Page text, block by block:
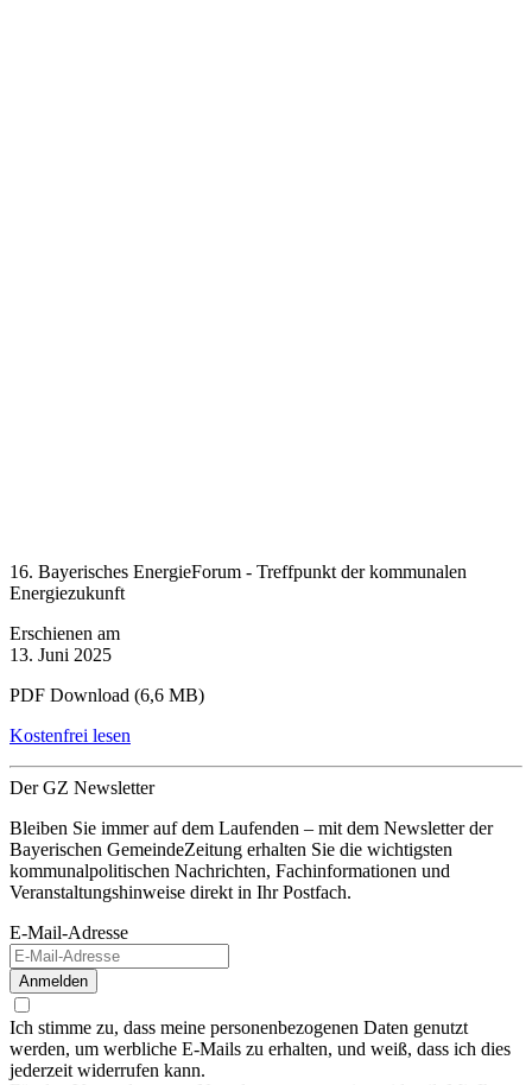
16. Bayerisches EnergieForum - Treffpunkt der kommunalen
Energiezukunft
Erschienen am
13. Juni 2025
PDF Download (6,6 MB)
Kostenfrei lesen
Der GZ Newsletter
Bleiben Sie immer auf dem Laufenden – mit dem Newsletter der
Bayerischen GemeindeZeitung erhalten Sie die wichtigsten
kommunalpolitischen Nachrichten, Fachinformationen und
Veranstaltungshinweise direkt in Ihr Postfach.
E-Mail-Adresse
Anmelden
Ich stimme zu, dass meine personenbezogenen Daten genutzt
werden, um werbliche E-Mails zu erhalten, und weiß, dass ich dies
jederzeit widerrufen kann.